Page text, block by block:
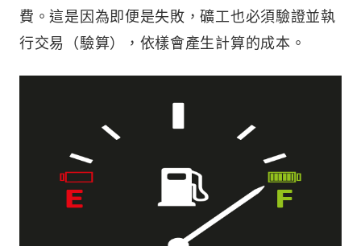
費。這是因為即便是失敗，礦工也必須驗證並執
行交易（驗算），依樣會產生計算的成本。